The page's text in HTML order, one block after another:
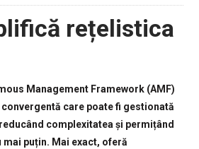
rețelistica
Management Framework (AMF)
care poate fi gestionată
complexitatea și permițând
mai puțin. Mai exact, oferă